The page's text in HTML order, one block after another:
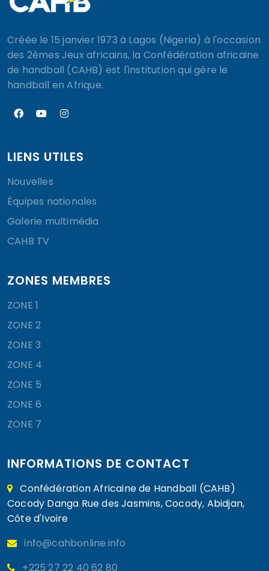
Créée le 15 janvier 1973 à Lagos (Nigeria) à l'occasion
des 2èmes Jeux africains, la Confédération africaine
de handball (CAHB) est l'institution qui gère le
handball en Afrique.
LIENS UTILES
Nouvelles
Équipes nationales
Galerie multimédia
CAHB TV
ZONES MEMBRES
ZONE 1
ZONE 2
ZONE 3
ZONE 4
ZONE 5
ZONE 6
ZONE 7
INFORMATIONS DE CONTACT
Confédération Africaine de Handball (CAHB)
Cocody Danga Rue des Jasmins, Cocody, Abidjan,
Côte d'Ivoire
info@cahbonline.info
+225 27 22 40 62 80